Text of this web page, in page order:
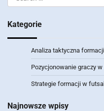
for:
Kategorie
Analiza taktyczna
Pozycjonowanie graczy
Strategie formacji w
Najnowsze wpisy